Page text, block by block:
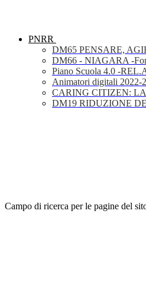
PNRR
DM65 PENSARE,
DM66 - NIAGARA -
Piano Scuola 4.0 -
Animatori digitali 2022-
CARING CITIZEN:
DM19 RIDUZIONE
Campo di ricerca per le pagine del